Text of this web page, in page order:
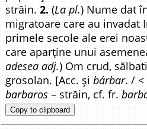
străin.2. (La pl.) Nume dat
migratoare care au invadat
primele secole ale erei
care aparține unui
adesea adj.) Om crud,
grosolan. [Acc. șibárbar. /
barbaros – străin, cf. fr.
Copy to clipboard